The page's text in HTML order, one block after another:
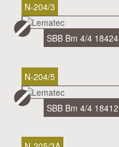
N-204/3
SBB Bm 4/4 18424
N-204/5
SBB Bm 4/4 18412